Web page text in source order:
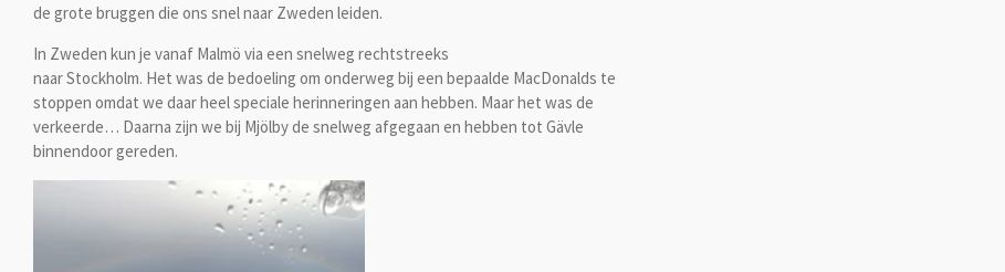
de grote bruggen die ons snel naar Zweden leiden.
In Zweden kun je vanaf Malmö via een snelweg rechtstreeks
naar Stockholm. Het was de bedoeling om onderweg bij een bepaalde MacDonalds te
stoppen omdat we daar heel speciale herinneringen aan hebben. Maar het was de
verkeerde… Daarna zijn we bij Mjölby de snelweg afgegaan en hebben tot Gävle
binnendoor gereden.